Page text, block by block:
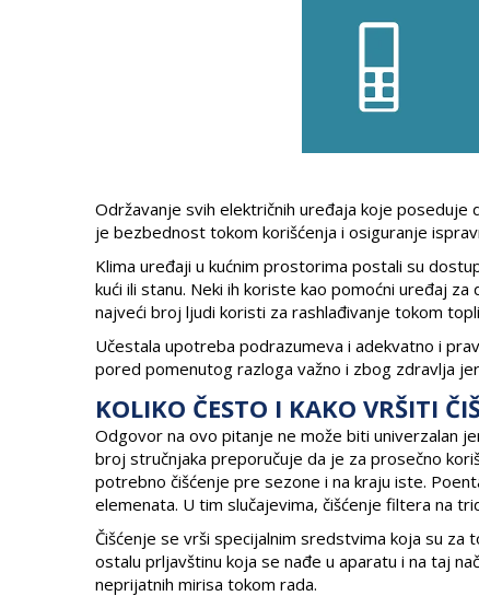
Održavanje svih električnih uređaja koje poseduje
je bezbednost tokom korišćenja i osiguranje
Klima uređaji u kućnim prostorima postali su
kući ili stanu. Neki ih koriste kao pomoćni uređaj
najveći broj ljudi koristi za rashlađivanje tokom
Učestala upotreba podrazumeva i adekvatno i
pored pomenutog razloga važno i zbog zdravlja
KOLIKO ČESTO I KAKO VRŠITI
Odgovor na ovo pitanje ne može biti univerzalan
broj stručnjaka preporučuje da je za prosečno
potrebno čišćenje pre sezone i na kraju iste.
elemenata. U tim slučajevima, čišćenje filtera na
Čišćenje se vrši specijalnim sredstvima koja su za
ostalu prljavštinu koja se nađe u aparatu i na taj
neprijatnih mirisa tokom rada.